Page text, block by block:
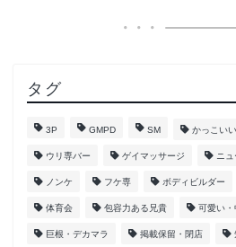
タグ
3P GMPD SM かっこい
ウリ専バー ゲイマッサージ ニ
ノンケ フケ専 ボディビルダー
体育会 包容力ある兄貴 可愛い・
巨根・デカマラ 掲載保留・閉店